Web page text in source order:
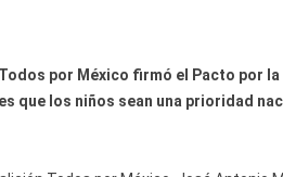
por México firmó el Pacto por
que los niños sean una prioridad